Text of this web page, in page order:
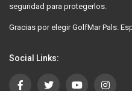
seguridad para protegerlos.
Gracias por elegir GolfMar Pals.
Social Links: